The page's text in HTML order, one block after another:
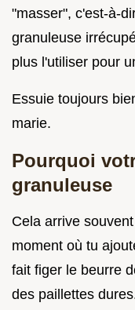
"masser", c'est-à-
granuleuse
plus l'utiliser pour
Essuie toujours
marie.
Pourquoi
granuleuse
Cela arrive
moment où tu
fait figer le beurre
des paillettes